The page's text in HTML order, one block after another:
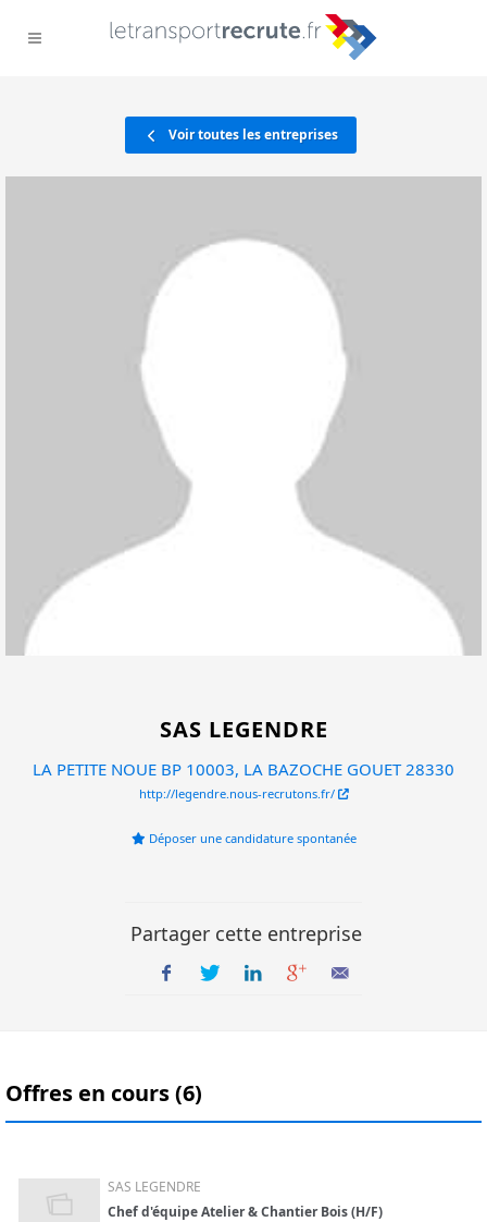
Voir toutes les entreprises
SAS LEGENDRE
LA PETITE NOUE BP 10003, LA BAZOCHE GOUET 28330
http://legendre.nous-recrutons.fr/
Déposer une candidature spontanée
Partager cette entreprise
Offres en cours (6)
SAS LEGENDRE
Chef d'équipe Atelier & Chantier Bois (H/F)